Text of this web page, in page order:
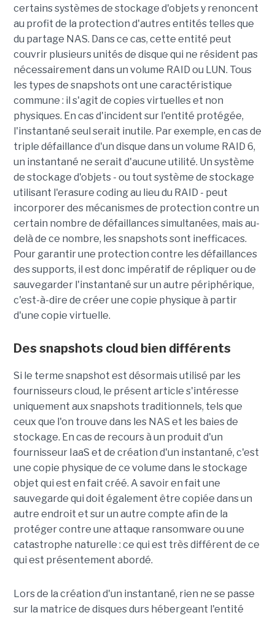
certains systèmes de stockage d'objets y renoncent
au profit de la protection d'autres entités telles que
du partage NAS. Dans ce cas, cette entité peut
couvrir plusieurs unités de disque qui ne résident pas
nécessairement dans un volume RAID ou LUN. Tous
les types de snapshots ont une caractéristique
commune : il s'agit de copies virtuelles et non
physiques. En cas d'incident sur l'entité protégée,
l'instantané seul serait inutile. Par exemple, en cas de
triple défaillance d'un disque dans un volume RAID 6,
un instantané ne serait d'aucune utilité. Un système
de stockage d'objets - ou tout système de stockage
utilisant l'erasure coding au lieu du RAID - peut
incorporer des mécanismes de protection contre un
certain nombre de défaillances simultanées, mais au-
delà de ce nombre, les snapshots sont inefficaces.
Pour garantir une protection contre les défaillances
des supports, il est donc impératif de répliquer ou de
sauvegarder l'instantané sur un autre périphérique,
c'est-à-dire de créer une copie physique à partir
d'une copie virtuelle.
Des snapshots cloud bien différents
Si le terme snapshot est désormais utilisé par les
fournisseurs cloud, le présent article s'intéresse
uniquement aux snapshots traditionnels, tels que
ceux que l'on trouve dans les NAS et les baies de
stockage. En cas de recours à un produit d'un
fournisseur IaaS et de création d'un instantané, c'est
une copie physique de ce volume dans le stockage
objet qui est en fait créé. A savoir en fait une
sauvegarde qui doit également être copiée dans un
autre endroit et sur un autre compte afin de la
protéger contre une attaque ransomware ou une
catastrophe naturelle : ce qui est très différent de ce
qui est présentement abordé.
Lors de la création d'un instantané, rien ne se passe
sur la matrice de disques durs hébergeant l'entité